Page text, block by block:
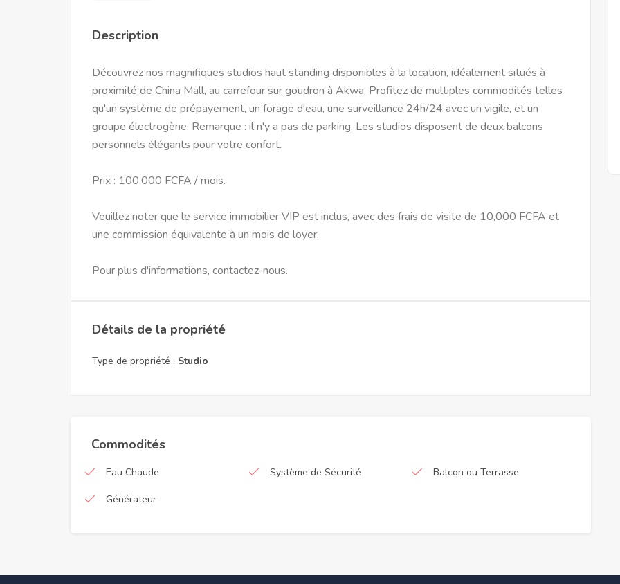
Description
Découvrez nos magnifiques studios haut standing disponibles à la location, idéalement situés à
proximité de China Mall, au carrefour sur goudron à Akwa. Profitez de multiples commodités telles
qu'un système de prépayement, un forage d'eau, une surveillance 24h/24 avec un vigile, et un
groupe électrogène. Remarque : il n'y a pas de parking. Les studios disposent de deux balcons
personnels élégants pour votre confort.
Prix : 100,000 FCFA / mois.
Veuillez noter que le service immobilier VIP est inclus, avec des frais de visite de 10,000 FCFA et
une commission équivalente à un mois de loyer.
Pour plus d'informations, contactez-nous.
Détails de la propriété
Type de propriété : Studio
Commodités
Eau Chaude Système de Sécurité Balcon ou Terrasse
Générateur